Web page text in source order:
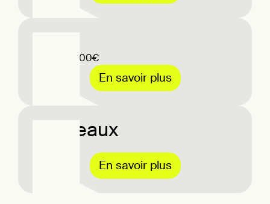
jusqu'a 5000€
En savoir plus
Bordeaux
En savoir plus